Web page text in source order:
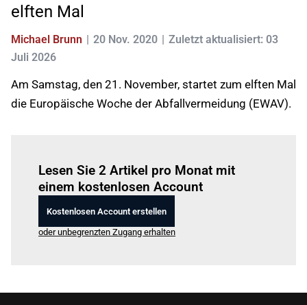
elften Mal
Michael Brunn 20 Nov. 2020
Zuletzt aktualisiert: 03
Juli 2026
Am Samstag, den 21. November, startet zum elften Mal
die Europäische Woche der Abfallvermeidung (EWAV).
Lesen Sie 2 Artikel pro Monat mit
einem kostenlosen Account
Kostenlosen Account erstellen
oder unbegrenzten Zugang erhalten